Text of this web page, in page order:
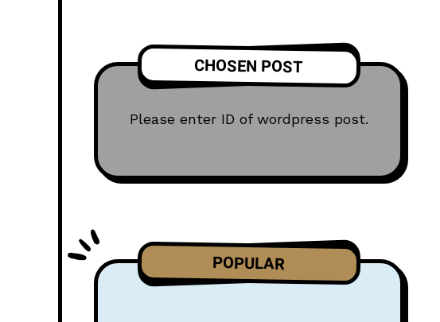
CHOSEN POST
Please enter ID of wordpress post.
POPULAR